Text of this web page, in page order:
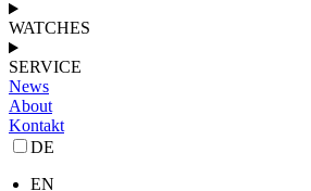
WATCHES
SERVICE
News
About
Kontakt
DE
EN